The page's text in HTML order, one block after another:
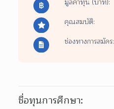
คุณสมบัติ:
ช่องทางการสมัคร:
ชื่อทุนการศึกษา: